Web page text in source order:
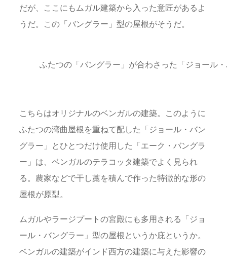
だが、ここにもムガル建築から入った意匠があるよ
うだ。この「バングラー」型の屋根がそうだ。
ふたつの「バングラー」が合わさった「ジョール
こちらはオリジナルのベンガルの建築。このように
ふたつの湾曲屋根を重ねて配した「ジョール・バン
グラー」とひとつだけ使用した「エーク・バングラ
ー」は、ベンガルのテラコッタ建築でよく見られ
る。農家などで干し藁を積んで作った特徴的な形の
屋根が原型。
ムガルやラージプートの宮殿にも多用される「ジョ
ール・バングラー」型の屋根というか庇というか。
ベンガルの建築がインド西方の建築に与えた影響の